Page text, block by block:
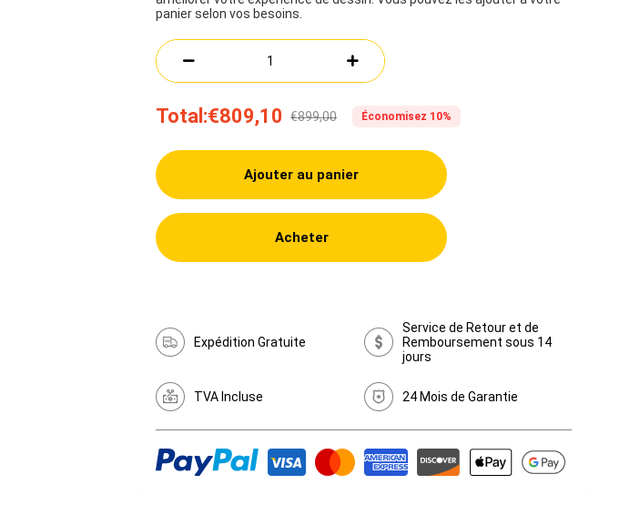
panier selon vos besoins.
Total:€809,10 €899,00 Économisez 10%
Ajouter au panier
Acheter
Expédition Gratuite
Service de Retour et de
Remboursement sous 14
jours
TVA Incluse 24 Mois de Garantie